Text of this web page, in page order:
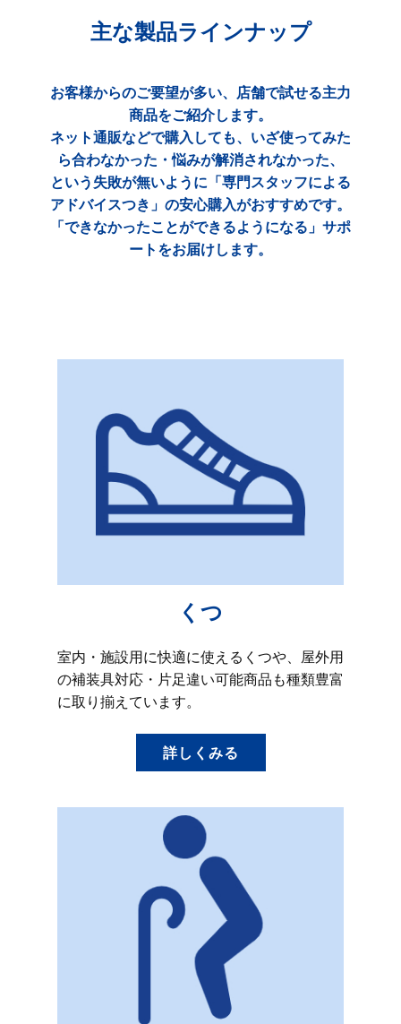
主な製品ラインナップ
お客様からのご要望が多い、店舗で試せる主力
商品をご紹介します。
ネット通販などで購入しても、いざ使ってみた
ら合わなかった・悩みが解消されなかった、
という失敗が無いように「専門スタッフによる
アドバイスつき」の安心購入がおすすめです。
「できなかったことができるようになる」サポ
ートをお届けします。
くつ
室内・施設用に快適に使えるくつや、屋外用
の補装具対応・片足違い可能商品も種類豊富
に取り揃えています。
詳しくみる